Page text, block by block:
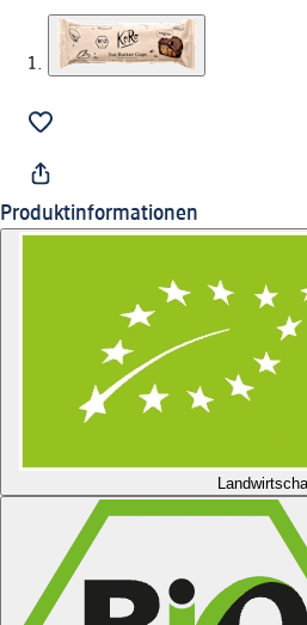
Produktinformationen